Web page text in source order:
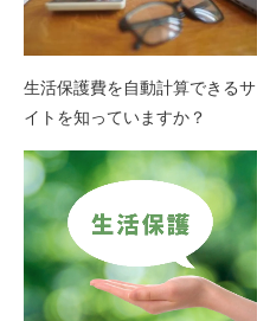
生活保護費を自動計算できるサ
イトを知っていますか？